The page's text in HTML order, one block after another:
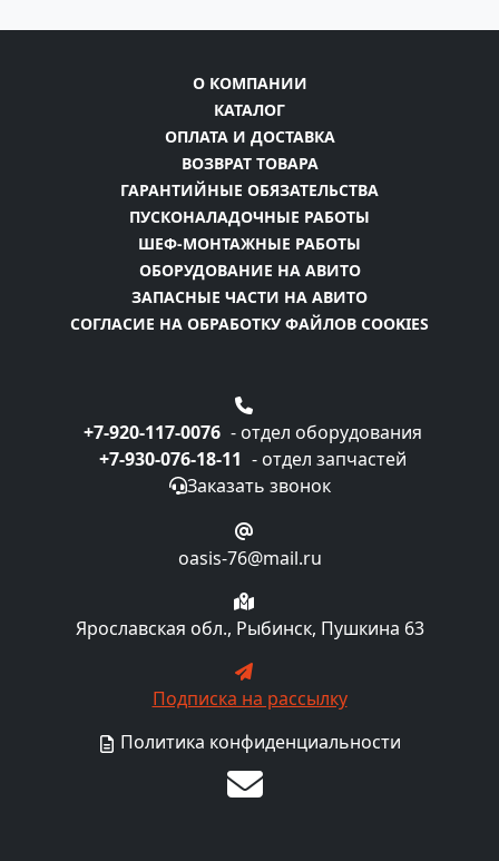
О КОМПАНИИ
КАТАЛОГ
ОПЛАТА И ДОСТАВКА
ВОЗВРАТ ТОВАРА
ГАРАНТИЙНЫЕ ОБЯЗАТЕЛЬСТВА
ПУСКОНАЛАДОЧНЫЕ РАБОТЫ
ШЕФ-МОНТАЖНЫЕ РАБОТЫ
ОБОРУДОВАНИЕ НА АВИТО
ЗАПАСНЫЕ ЧАСТИ НА АВИТО
СОГЛАСИЕ НА ОБРАБОТКУ ФАЙЛОВ COOKIES
+7-920-117-0076 - отдел оборудования
+7-930-076-18-11 - отдел запчастей
Заказать звонок
oasis-76@mail.ru
Ярославская обл., Рыбинск, Пушкина 63
Подписка на рассылку
Политика конфиденциальности